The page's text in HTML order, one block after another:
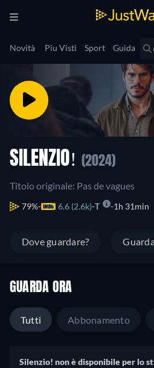
Novità Piu Visti Sport Guida
SILENZIO! (2024)
Titolo originale: Pas de vagues
79% 6.6 (2.6k) T 1h 31min
Dove guardare?
GUARDA ORA
Tutti Abbonamento
Silenzio! non è disponibile per lo